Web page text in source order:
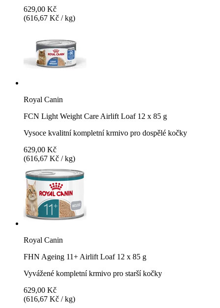
629,00 Kč
(616,67 Kč / kg)
Royal Canin
FCN Light Weight Care Airlift Loaf 12 x 85 g
Vysoce kvalitní kompletní krmivo pro dospělé kočky
629,00 Kč
(616,67 Kč / kg)
Royal Canin
FHN Ageing 11+ Airlift Loaf 12 x 85 g
Vyvážené kompletní krmivo pro starší kočky
629,00 Kč
(616,67 Kč / kg)